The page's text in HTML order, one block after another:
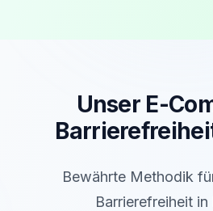
Unser E-
Bewährte Methodik
Barrierefreiheit in